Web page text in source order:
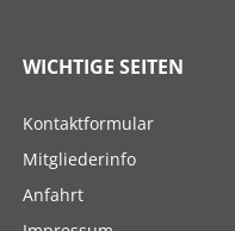
WICHTIGE SEITEN
Navigation
Kontaktformular
Mitgliederinfo
Anfahrt